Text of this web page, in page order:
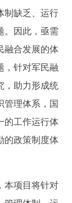
制缺乏、运行
。因此，亟需
融合发展的体
，针对军民融
，助力形成统
管理体系，国
的工作运行体
的政策制度体
项目将针对